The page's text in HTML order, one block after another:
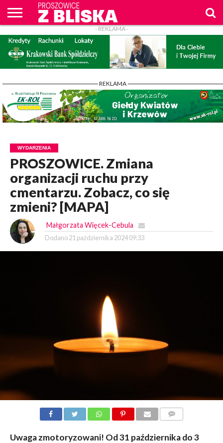
O
NAS
WIADOMOŚCI
ZAPYTAM
WPROST
CENNIK
REKLAM
PROSZOWICE
Z BLISKA
KONTAKT
- REKLAMA -
- REKLAMA -
WYDARZENIA
PROSZOWICE. Zmiana
organizacji ruchu przy
cmentarzu. Zobacz, co się
zmieni? [MAPA]
Małgorzata Więcek-Cebula
Dodano 21 października 2024 09:33
Uwaga zmotoryzowani! Od 31 października do 3